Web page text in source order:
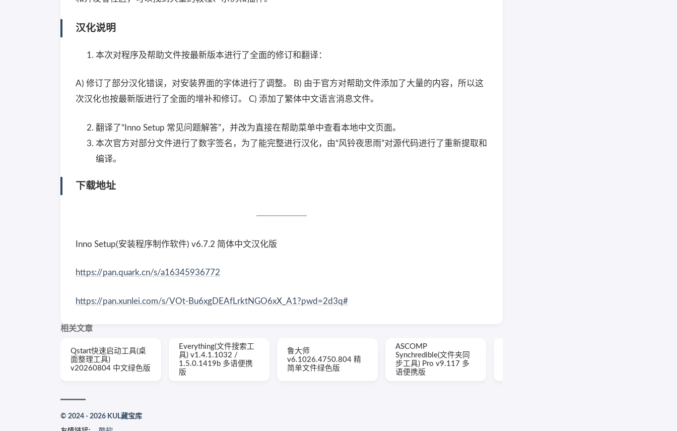
汉化说明
本次对程序及帮助文件按最新版本进行了全面的修订和翻译：
A) 修订了部分汉化错误，对安装界面的字体进行了调整。 B) 由于官方对帮助文件添加了大量的内容，所以这
次汉化也按最新版进行了全面的增补和修订。 C) 添加了繁体中文语言消息文件。
翻译了“Inno Setup 常见问题解答”，并改为直接在帮助菜单中查看本地中文页面。
本次官方对部分文件进行了数字签名，为了能完整进行汉化，由“风铃夜思雨”对源代码进行了重新提取和
编译。
下载地址
Inno Setup(安装程序制作软件) v6.7.2 简体中文汉化版
https://pan.quark.cn/s/a16345936772
https://pan.xunlei.com/s/VOt-Bu6xgDEAfLrktNGO6xX_A1?pwd=2d3q#
相关文章
Qstart快速启动工具(桌
面整理工具)
v20260804 中文绿色版
Everything(文件搜索工
具) v1.4.1.1032 /
1.5.0.1419b 多语便携
版
鲁大师
v6.1026.4750.804 精
简单文件绿色版
ASCOMP
Synchredible(文件夹同
步工具) Pro v9.117 多
语便携版
© 2024 - 2026 KUL藏宝库